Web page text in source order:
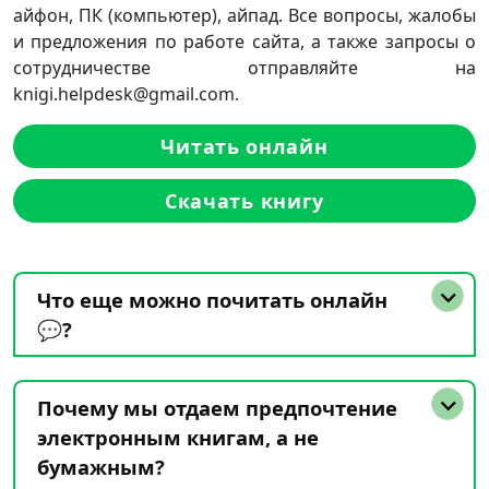
айфон, ПК (компьютер), айпад. Все вопросы, жалобы
и предложения по работе сайта, а также запросы о
сотрудничестве отправляйте на
knigi.helpdesk@gmail.com.
Читать онлайн
Скачать книгу
Что еще можно почитать онлайн
💬?
Почему мы отдаем предпочтение
электронным книгам, а не
бумажным?